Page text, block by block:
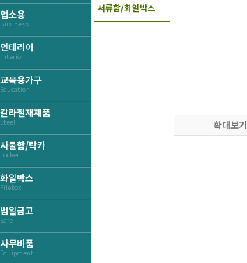
업소용
Business
인테리어
Interior
교육용가구
Education
칼라철재제품
Steel
사물함/락카
Locker
화일박스
Filebox
범일금고
Safe
사무비품
Equipment
서류함/화일박스
확대보기